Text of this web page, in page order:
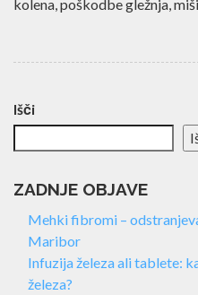
kolena, poškodbe gležnja,
Išči
ZADNJE OBJAVE
Mehki fibromi –
Maribor
Infuzija železa ali tablete:
železa?